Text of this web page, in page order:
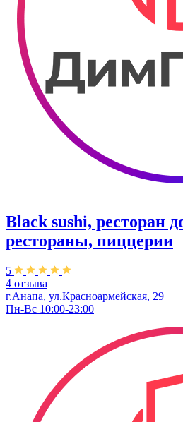
Black sushi, ресторан
рестораны, пиццерии
5
4 отзыва
г.Анапа, ул.Красноармейская, 29
Пн-Вс 10:00-23:00